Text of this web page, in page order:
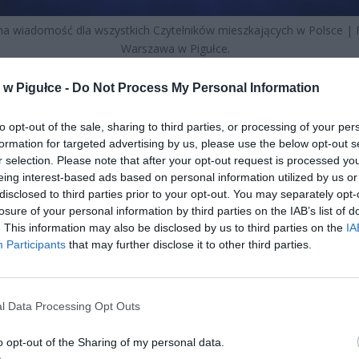
Pigułce - Do Not Process My Personal Information
opt-out of the sale, sharing to third parties, or processing of your
for targeted advertising by us, please use the below opt-out
selection. Please note that after your opt-out request is processed
interest-based ads based on personal information utilized by us
to third parties prior to your opt-out. You may separately
of your personal information by third parties on the IAB’s list of
This information may also be disclosed by us to third parties on the
Participants that may further disclose it to other third parties.
Data Processing Opt Outs
opt-out of the Sharing of my personal data.
wiadomość dla wszystkich Czytelników mieszkających w Polsce |
Warszawa w Pigułce.
JEST KROPIK I DLACZEGO POWSTAŁ?
obowiązkowy system elektronicznej identyfikacji zwierząt
oraz centralny rejestr prowadzony przez Agencję Restrukturyzacji
Rolnictwa. Docelowo rejestr obejmie wszystkie psy i koty w
Centrum Badawczo-Rozwojowego Biostat,w polskich
już ponad 8,1 mln psów i 7,2 mln kotów – i to właśnie ich
obowiązkiem rejestracji. Dotychczas w Polsce działały
bazy danych prowadzone przez różne organizacje i gminy –
ich użytkowania. Efekt: zaginione lub porzucone zwierzę